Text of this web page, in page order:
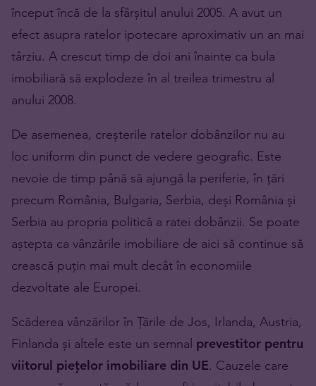
început încă de la sfârșitul anului 2005. A avut un
efect asupra ratelor ipotecare aproximativ un an mai
târziu. A crescut timp de doi ani înainte ca bula
imobiliară să explodeze în al treilea trimestru al
anului 2008.
De asemenea, creșterile ratelor dobânzilor nu au
loc uniform din punct de vedere geografic. Este
nevoie de timp până să ajungă la periferie, în țări
precum România, Bulgaria, Serbia, deși România și
Serbia au propria politică a ratei dobânzii. Se poate
aștepta ca vânzările imobiliare de aici să continue să
crească puțin mai mult decât în economiile
dezvoltate ale Europei.
Scăderea vânzărilor în Țările de Jos, Irlanda, Austria,
Finlanda și altele este un semnal prevestitor pentru
viitorul piețelor imobiliare din UE. Cauzele care